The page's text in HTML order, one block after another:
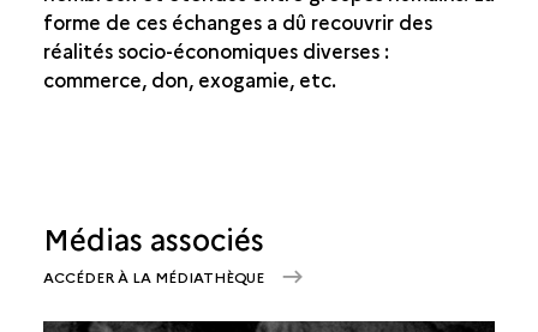
forme de ces échanges a dû recouvrir des
réalités socio-économiques diverses :
commerce, don, exogamie, etc.
Médias associés
ACCÉDER À LA MÉDIATHÈQUE